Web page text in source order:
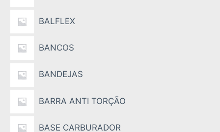
BALFLEX
BANCOS
BANDEJAS
BARRA ANTI TORÇÃO
BASE CARBURADOR